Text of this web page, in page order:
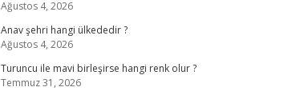
Ağustos 4, 2026
Anav şehri hangi ülkededir ?
Ağustos 4, 2026
Turuncu ile mavi birleşirse hangi renk olur ?
Temmuz 31, 2026